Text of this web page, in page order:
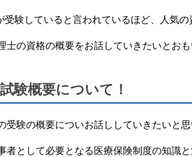
験していると言われているほど、人気の
士の資格の概要をお話していきたいとおも
験概要について！
受験の概要についお話ししていきたいと思
者として必要となる医療保険制度の知識